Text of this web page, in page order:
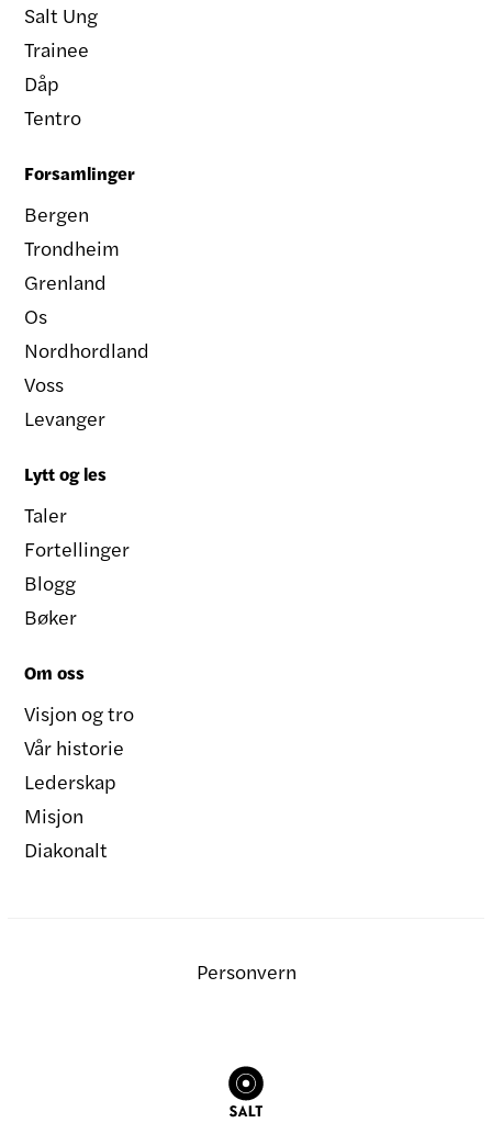
Salt Ung
Trainee
Dåp
Tentro
Forsamlinger
Bergen
Trondheim
Grenland
Os
Nordhordland
Voss
Levanger
Lytt og les
Taler
Fortellinger
Blogg
Bøker
Om oss
Visjon og tro
Vår historie
Lederskap
Misjon
Diakonalt
Personvern